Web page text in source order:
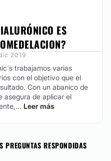
ES
2019
trabajamos varias
con el objetivo que el
Con un abanico de
asegura de aplicar el
Leer más
PREGUNTAS RESPONDIDAS